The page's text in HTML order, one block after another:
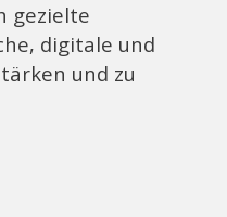
gezielte
digitale und
und zu